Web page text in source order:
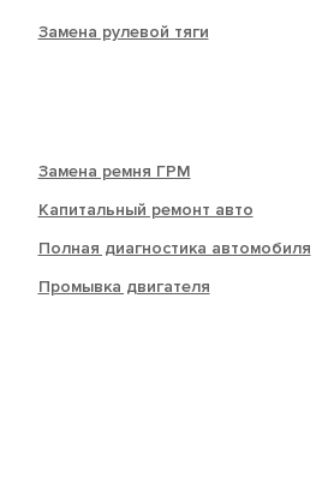
Замена рулевой тяги
Замена ремня ГРМ
Капитальный ремонт авто
Полная диагностика автомобиля
Промывка двигателя